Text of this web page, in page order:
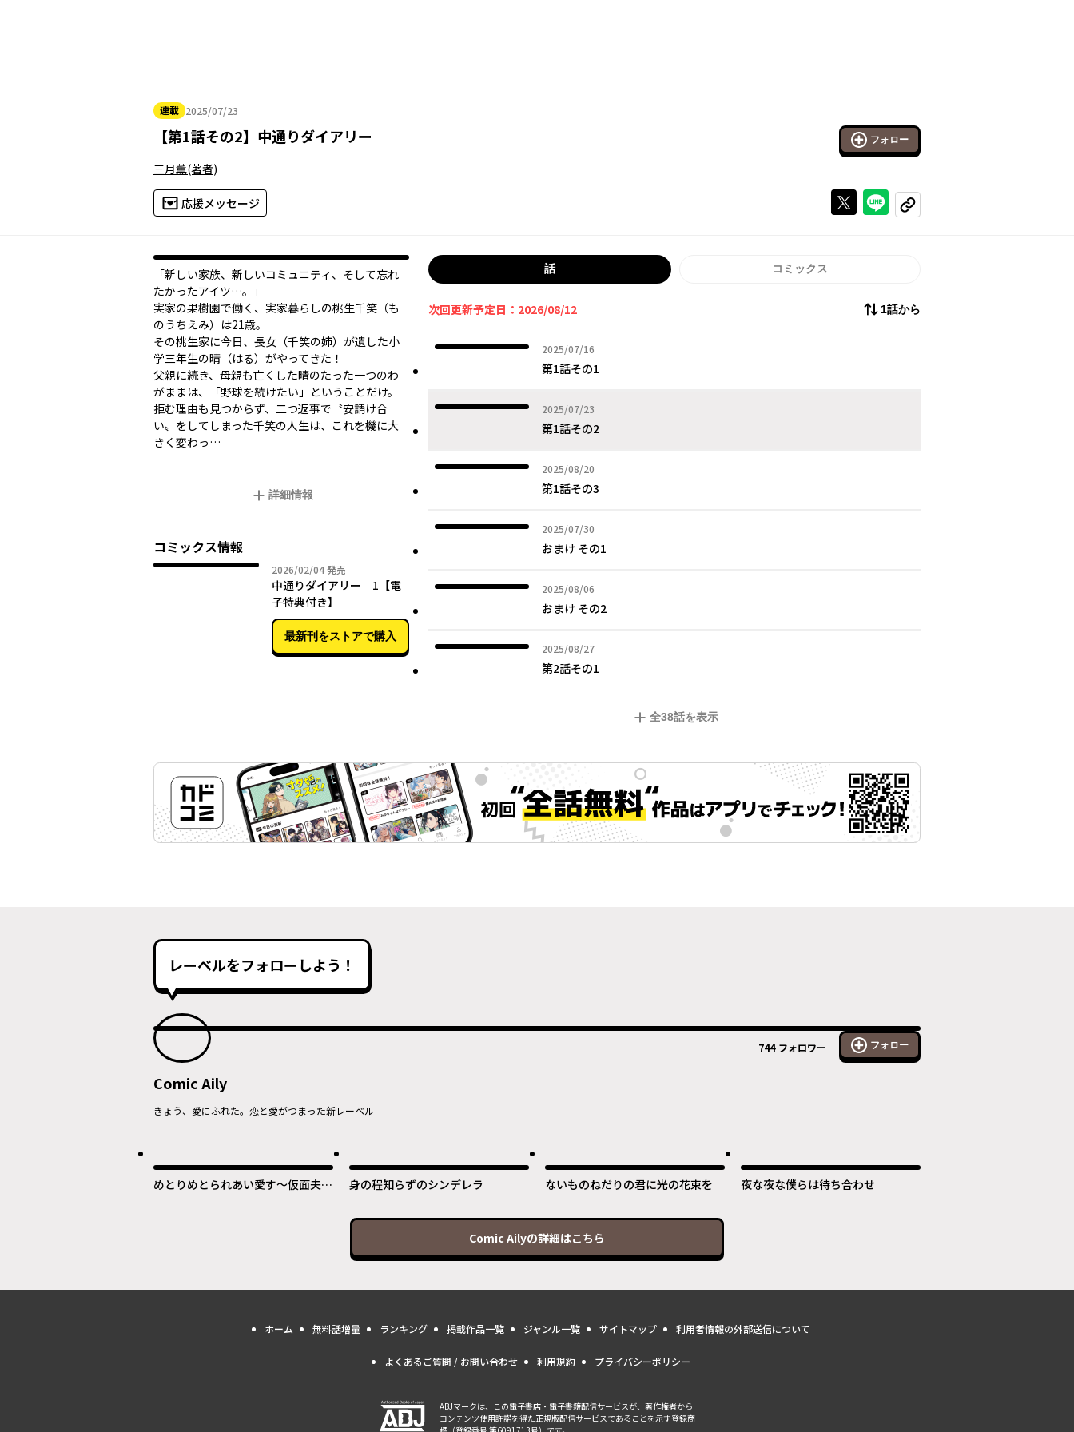
連載 2025/07/23
2025年07月23日
【第1話その2】 中通りダイアリー フォロー
三月薫(著者)
応援メッセージ Xで投稿するラインでシェアする
コピーする
「新しい家族、新しいコミュニティ、そして忘れ
たかったアイツ…。」
実家の果樹園で働く、実家暮らしの桃生千笑（も
のうちえみ）は21歳。
その桃生家に今日、長女（千笑の姉）が遺した小
学三年生の晴（はる）がやってきた！
父親に続き、母親も亡くした晴のたった一つのわ
がままは、「野球を続けたい」ということだけ。
拒む理由も見つからず、二つ返事で〝安請け合
い〟をしてしまった千笑の人生は、これを機に大
きく変わっ…
詳細情報
コミックス情報
2026/02/042026年02月04日
発売
中通りダイアリー 1【電
子特典付き】
最新刊をストアで購入
話 コミックス
次回更新予定日：2026/08/12 1話から
2025/07/16
2025年07月16日
第1話その1
2025/07/23
2025年07月23日
第1話その2
2025/08/20
2025年08月20日
第1話その3
2025/07/30
2025年07月30日
おまけ その1
2025/08/06
2025年08月06日
おまけ その2
2025/08/27
2025年08月27日
第2話その1
全38話を表示
レーベルをフォローしよう！
744 フォロワー フォロー
Comic Aily
きょう、愛にふれた。恋と愛がつまった新レーベル
めとりめとられあい愛す〜仮面夫婦
身の程知らずのシンデレラ ないものねだりの君に光の花束を 夜な夜な僕らは待ち合わせ
Comic Ailyの詳細はこちら
ホーム 無料話増量 ランキング 掲載作品一覧 ジャンル一覧 サイトマップ 利用者情報の外部送信について
よくあるご質問 / お問い合わせ 利用規約 プライバシーポリシー
ABJマークは、この電子書店・電子書籍配信サービスが、著作権者から
コンテンツ使用許諾を得た正規版配信サービスであることを示す登録商